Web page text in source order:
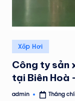
Posted
in
Xốp Hơi
Công ty sản
tại Biên Hoà
Posted
admin Tháng